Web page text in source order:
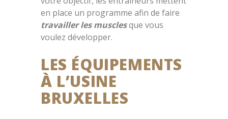
en place un programme afin de faire
travailler les musclesque vous
voulez développer.
LES ÉQUIPEMENTS
À L’USINE
BRUXELLES